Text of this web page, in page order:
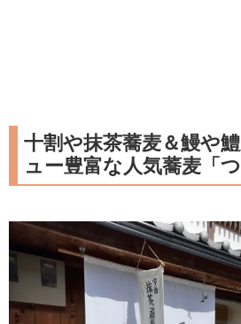
十割や抹茶蕎麦＆鰻や
ュー豊富な人気蕎麦「つ